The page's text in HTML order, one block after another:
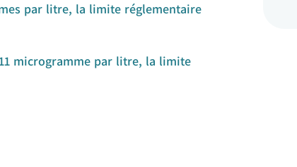
par litre, la limite réglementaire
microgramme par litre, la limite